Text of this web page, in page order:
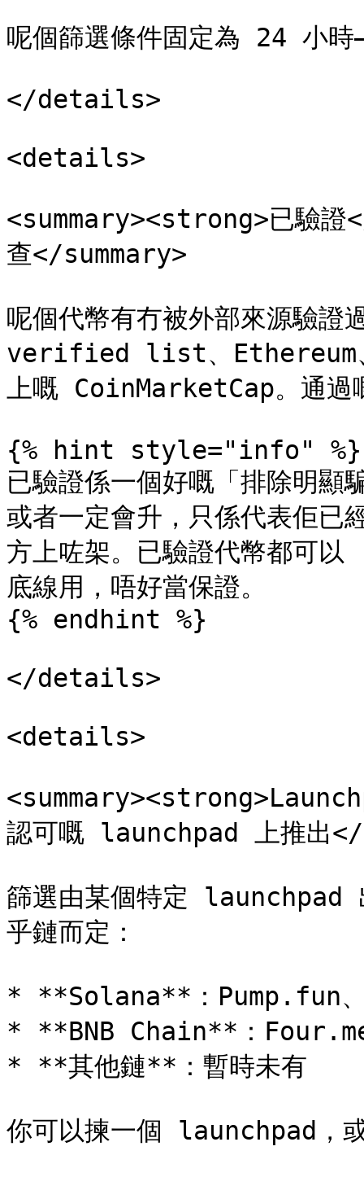
呢個篩選條件固定為 24 小時
</details>
<details>
<summary><strong>已驗
查</summary>
呢個代幣有冇被外部來源
verified list、Ethereum
上嘅 CoinMarketCap。通過
{% hint style="info" %}
已驗證係一個好嘅「排除明顯
或者一定會升，只係代表佢已
方上咗架。已驗證代幣都可
底線用，唔好當保證。
{% endhint %}
</details>
<details>
認可嘅 launchpad 上推出</
篩選由某個特定 launchpad
乎鏈而定：
* **Solana**：Pump.fun、
* **BNB Chain**：
* **其他鏈**：暫時未有
你可以揀一個 launchpad，